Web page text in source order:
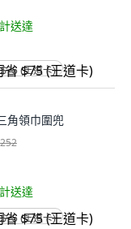
送達
(王道卡)
角領巾圍兜
送達
(王道卡)